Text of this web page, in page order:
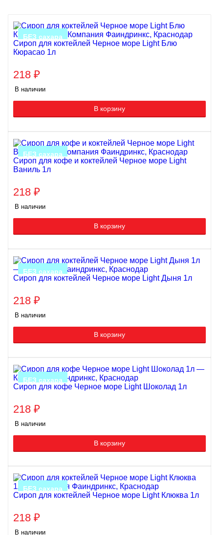
БЕЗ сахара
Сироп для коктейлей Черное море Light Блю
Кюрасао 1л
218 ₽
В наличии
В корзину
БЕЗ сахара
Сироп для кофе и коктейлей Черное море Light
Ваниль 1л
218 ₽
В наличии
В корзину
БЕЗ сахара
Сироп для коктейлей Черное море Light Дыня 1л
218 ₽
В наличии
В корзину
БЕЗ сахара
Сироп для кофе Черное море Light Шоколад 1л
218 ₽
В наличии
В корзину
БЕЗ сахара
Сироп для коктейлей Черное море Light Клюква 1л
218 ₽
В наличии